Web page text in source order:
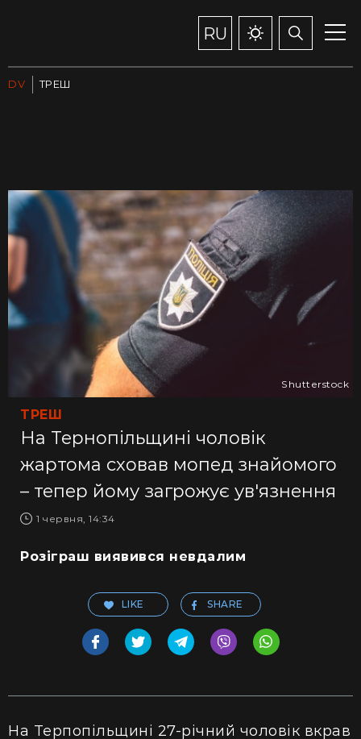
RU
DV ТРЕШ
ТРЕШ
На Тернопільщині чоловік
жартома сховав мопед знайомого
– тепер йому загрожує ув'язнення
1 червня, 14:34
Shutterstock
Розіграш виявився невдалим
LIKE SHARE
На Терпопільщині 27-річний чоловік вкрав